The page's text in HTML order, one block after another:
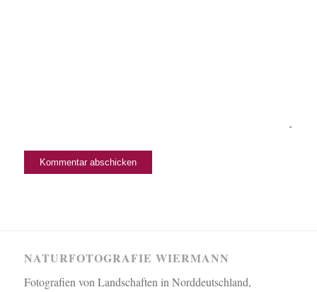
NATURFOTOGRAFIE WIERMANN
Fotografien von Landschaften in Norddeutschland,